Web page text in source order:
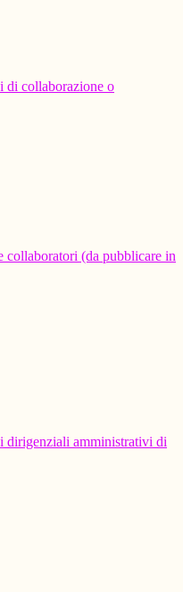
di collaborazione o
collaboratori (da pubblicare in
dirigenziali amministrativi di